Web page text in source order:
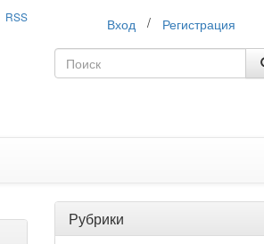
RSS Вход / Регистрация
Рубрики